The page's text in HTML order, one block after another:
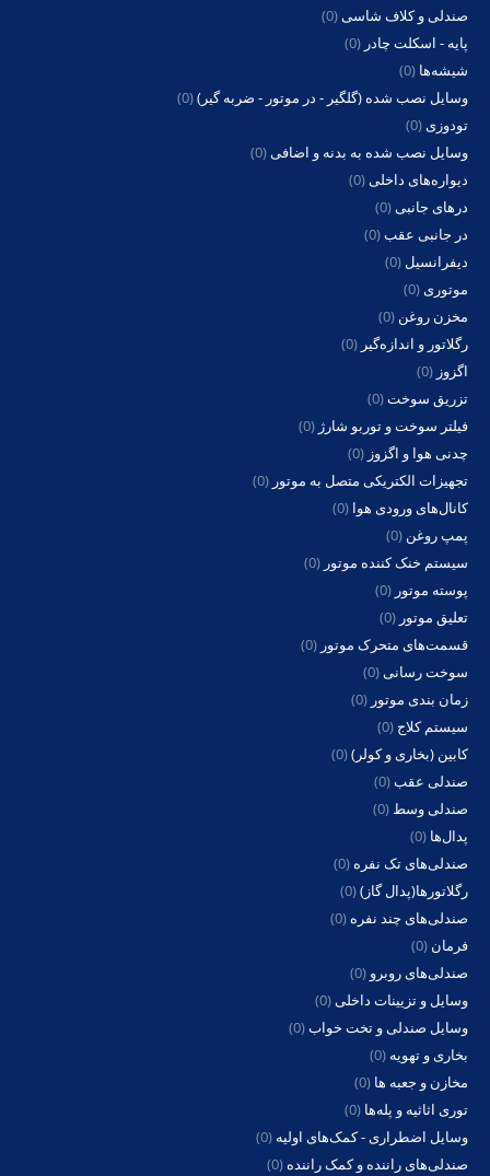
صندلی و کلاف شاسی(0)
پایه - اسکلت چادر (0)
شیشه‌ها (0)
وسایل نصب شده (گلگیر - در موتور - ضربه گیر)(0)
تودوزی(0)
وسایل نصب شده به بدنه و اضافی(0)
دیواره‌های داخلی(0)
درهای جانبی(0)
در جانبی عقب(0)
دیفرانسیل (0)
موتوری(0)
مخزن روغن (0)
رگلاتور و اندازه‌گیر (0)
اگزوز (0)
تزریق سوخت(0)
فیلتر سوخت و توربو شارژ (0)
چدنی هوا و اگزوز (0)
تجهیزات الکتریکی متصل به موتور (0)
کانال‌های ورودی هوا (0)
پمپ روغن (0)
سیستم خنک کننده موتور (0)
پوسته موتور (0)
تعلیق موتور (0)
قسمت‌های متحرک موتور (0)
سوخت رسانی(0)
زمان بندی موتور (0)
سیستم کلاج (0)
کابین (بخاری و کولر)(0)
صندلی عقب(0)
صندلی وسط (0)
پدال‌ها (0)
صندلی‌های تک نفره (0)
رگلاتورها(پدال گاز)(0)
صندلی‌های چند نفره (0)
فرمان (0)
صندلی‌های روبرو (0)
وسایل و تزیینات داخلی(0)
وسایل صندلی و تخت خواب(0)
بخاری و تهویه (0)
مخازن و جعبه ها (0)
توری اثاثیه و پله‌ها (0)
وسایل اضطراری - کمک‌های اولیه (0)
صندلی‌های راننده و کمک راننده (0)